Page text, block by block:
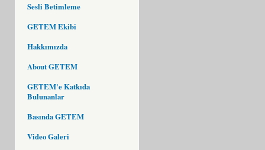
Sesli Betimleme
GETEM Ekibi
Hakkımızda
About GETEM
GETEM'e Katkıda
Bulunanlar
Basında GETEM
Video Galeri